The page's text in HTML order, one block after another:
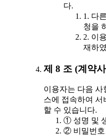
다.
1. 다
청을
2. 이
재하
제 8 조 (계약
이용자는 다음 사
스에 접속하여 서
할 수 있습니다.
① 성명 및
② 비밀번호